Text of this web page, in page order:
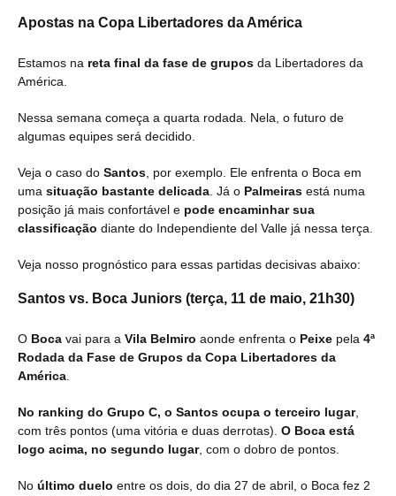
Apostas na Copa Libertadores da América
Estamos na reta final da fase de grupos da Libertadores da
América.
Nessa semana começa a quarta rodada. Nela, o futuro de
algumas equipes será decidido.
Veja o caso do Santos , por exemplo. Ele enfrenta o Boca em
uma situação bastante delicada . Já o Palmeiras está numa
posição já mais confortável e pode encaminhar sua
classificação diante do Independiente del Valle já nessa terça.
Veja nosso prognóstico para essas partidas decisivas abaixo:
Santos vs. Boca Juniors (terça, 11 de maio, 21h30)
O Boca vai para a Vila Belmiro aonde enfrenta o Peixe pela 4ª
Rodada da Fase de Grupos da Copa Libertadores da
América
No ranking do Grupo C, o Santos ocupa o terceiro lugar,
com três pontos (uma vitória e duas derrotas). O Boca está
logo acima, no segundo lugar, com o dobro de pontos.
No último duelo entre os dois, do dia 27 de abril, o Boca fez 2